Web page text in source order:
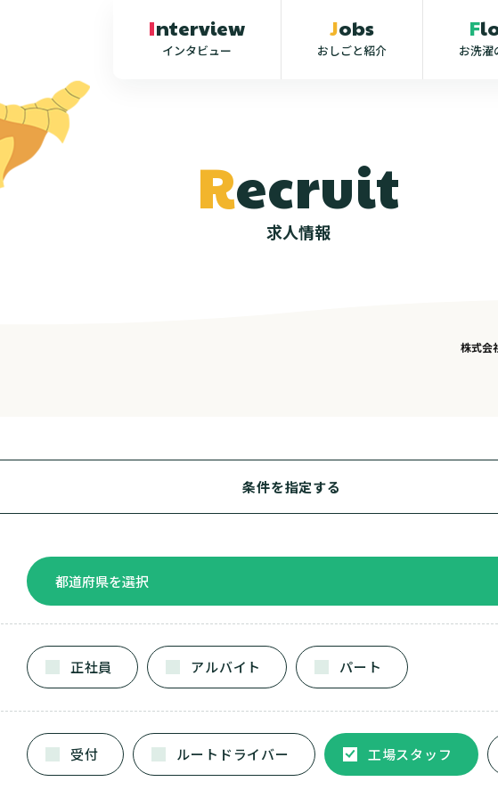
Interview
インタビュー
Jobs
おしごと紹介 お洗濯
Recruit
求人情報
株式会
条件を指定する
正社員 アルバイト パート
受付 ルートドライバー 工場スタッフ